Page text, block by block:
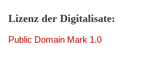
Lizenz der Digitalisate:
Public Domain Mark 1.0